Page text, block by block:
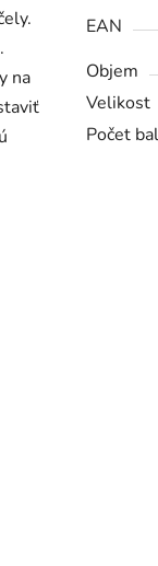
na
EAN
Objem
Velikost
Počet